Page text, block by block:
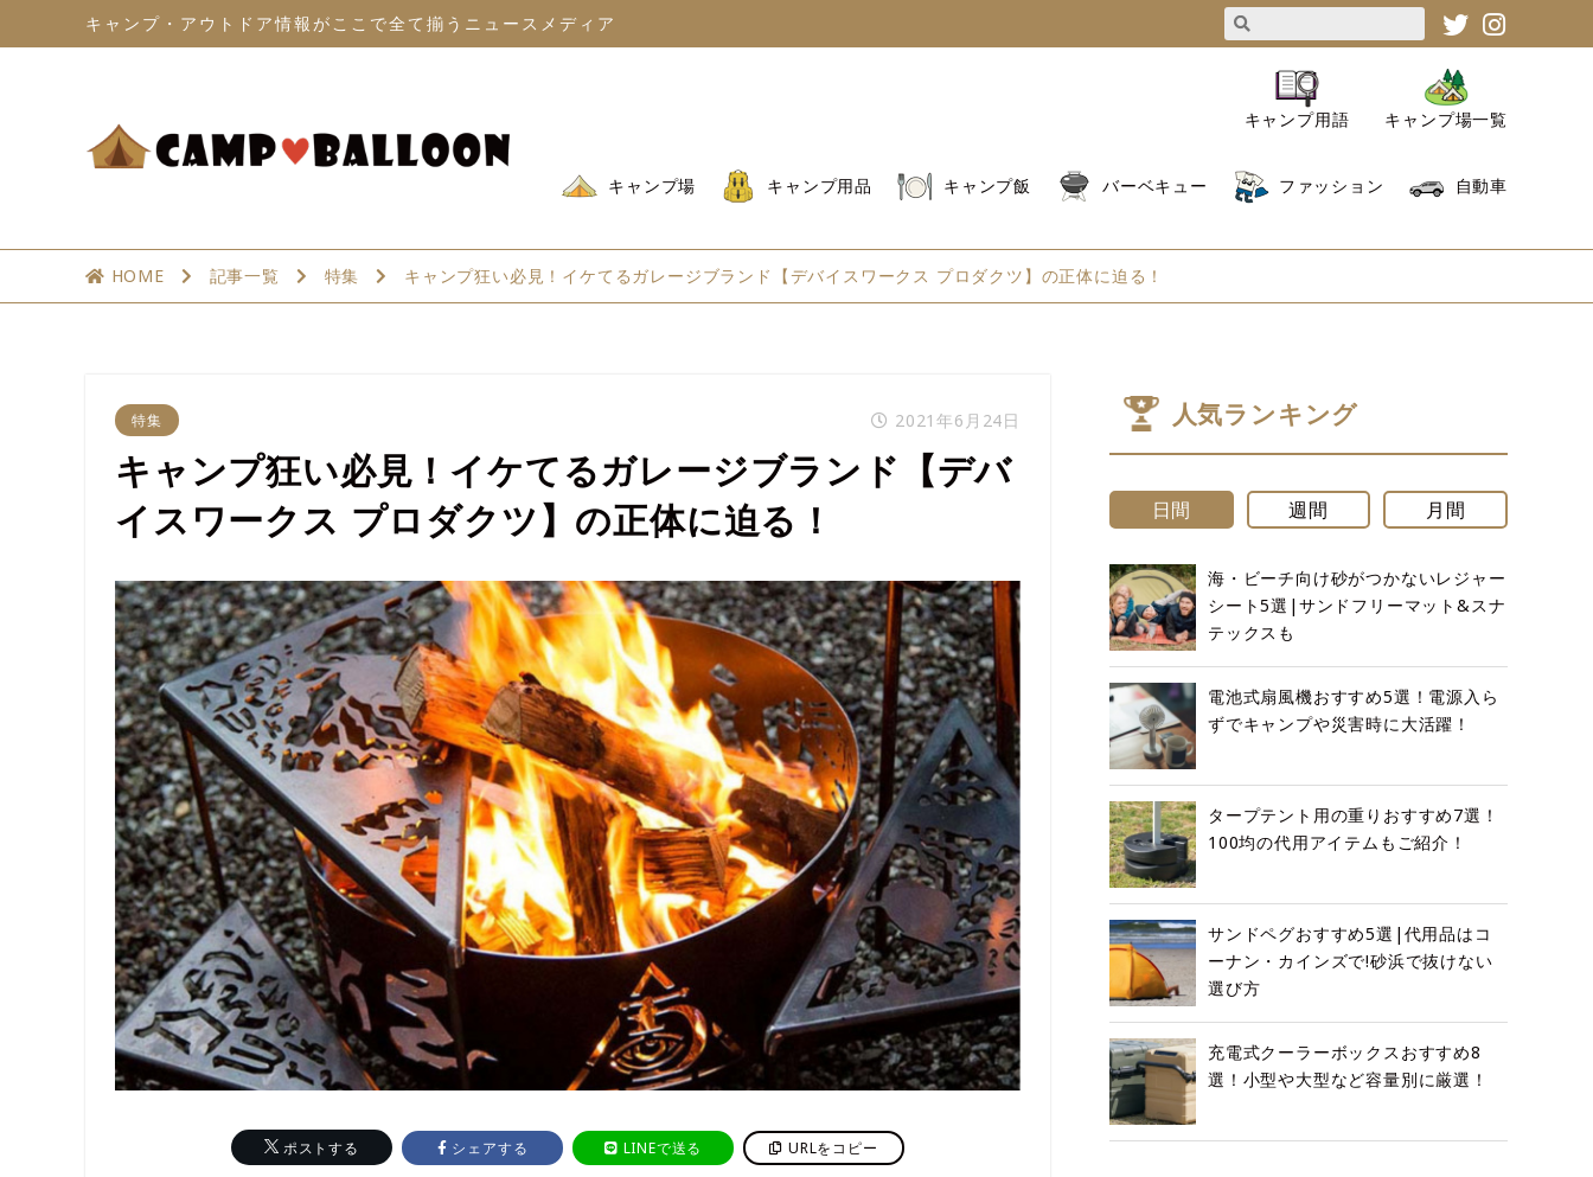
キャンプ・アウトドア情報がここで全て揃うニュースメディア
キャンプ用語 キャンプ場一覧
キャンプ場 キャンプ用品 キャンプ飯 バーベキュー ファッション 自動車
HOME 記事一覧 特集 キャンプ狂い必見！イケてるガレージブランド【デバイスワークス プロダクツ】の正体に迫る！
特集 2021年6月24日
キャンプ狂い必見！イケてるガレージブランド【デバ
イスワークス プロダクツ】の正体に迫る！
ポストする シェアする LINEで送る URLをコピー
人気ランキング
日間 週間 月間
海・ビーチ向け砂がつかないレジャー
シート5選|サンドフリーマット&スナ
テックスも
電池式扇風機おすすめ5選！電源入ら
ずでキャンプや災害時に大活躍！
タープテント用の重りおすすめ7選！
100均の代用アイテムもご紹介！
サンドペグおすすめ5選|代用品はコ
ーナン・カインズで!砂浜で抜けない
選び方
充電式クーラーボックスおすすめ8
選！小型や大型など容量別に厳選！